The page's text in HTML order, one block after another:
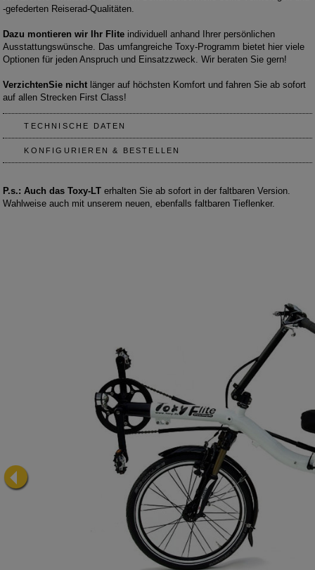
-gefederten Reiserad-Qualitäten.
Dazu montieren wir Ihr Flite individuell anhand Ihrer persönlichen
Ausstattungswünsche. Das umfangreiche Toxy-Programm bietet hier viele
Optionen für jeden Anspruch und Einsatzzweck. Wir beraten Sie gern!
VerzichtenSie nicht länger auf höchsten Komfort und fahren Sie ab sofort
auf allen Strecken First Class!
TECHNISCHE DATEN
KONFIGURIEREN & BESTELLEN
P.s.: Auch das Toxy-LT erhalten Sie ab sofort in der faltbaren Version.
Wahlweise auch mit unserem neuen, ebenfalls faltbaren Tieflenker.